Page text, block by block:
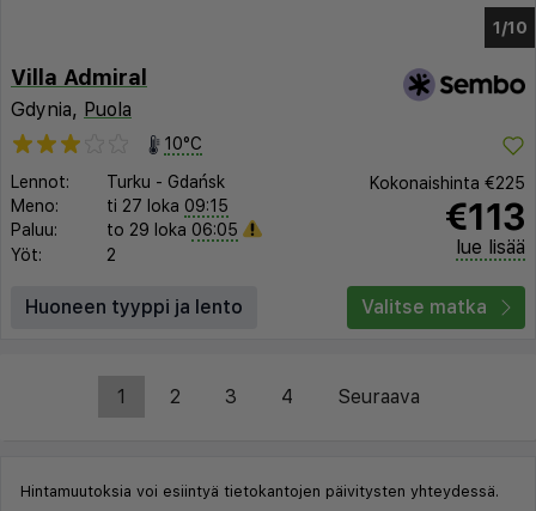
1/6
Villa Admiral
Gdynia, Puola
10°C
Lennot:
Turku - Gdańsk
Meno:
ti 27 loka 09:15
Paluu:
to 29 loka 06:05
Yöt:
2
Kokonaishinta €225
€113
lue lisää
Huoneen tyyppi ja lento Valitse matka
1 2 3 4 Seuraava
Hintamuutoksia voi esiintyä tietokantojen päivitysten yhteydessä.